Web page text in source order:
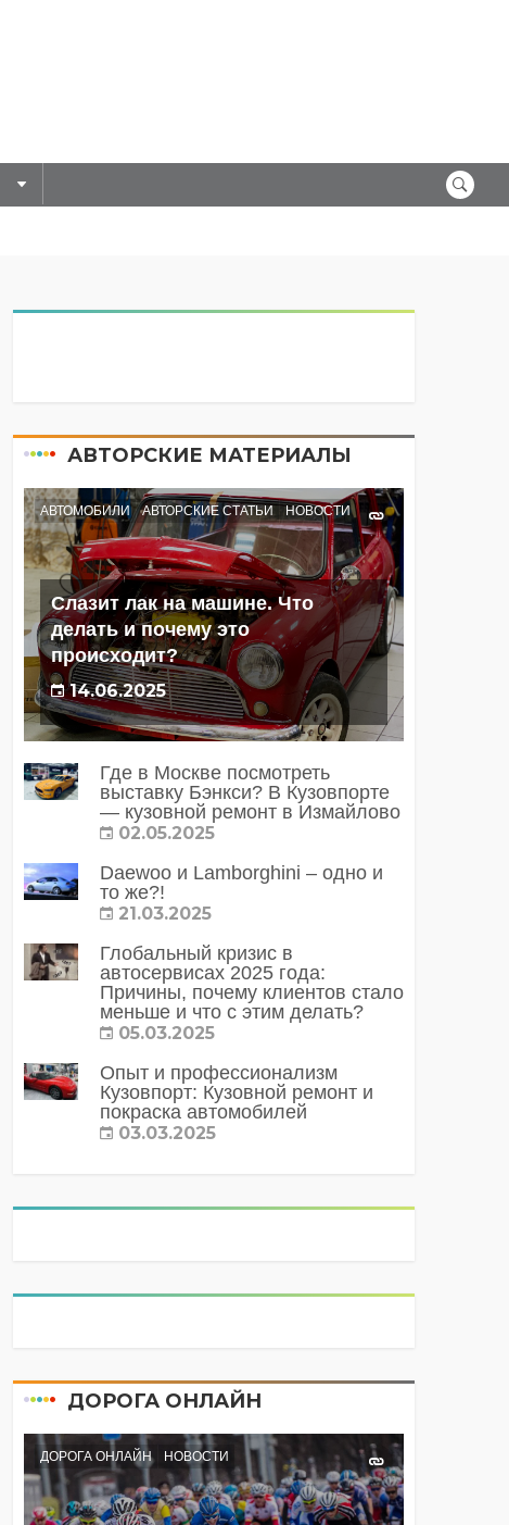
АВТОРСКИЕ МАТЕРИАЛЫ
АВТОМОБИЛИ АВТОРСКИЕ СТАТЬИ НОВОСТИ
Слазит лак на машине. Что
делать и почему это
происходит?
14.06.2025
Где в Москве посмотреть
выставку Бэнкси? В Кузовпорте
— кузовной ремонт в Измайлово
02.05.2025
Daewoo и Lamborghini – одно и
то же?!
21.03.2025
Глобальный кризис в
автосервисах 2025 года:
Причины, почему клиентов стало
меньше и что с этим делать?
05.03.2025
Опыт и профессионализм
Кузовпорт: Кузовной ремонт и
покраска автомобилей
03.03.2025
ДОРОГА ОНЛАЙН
ДОРОГА ОНЛАЙН НОВОСТИ